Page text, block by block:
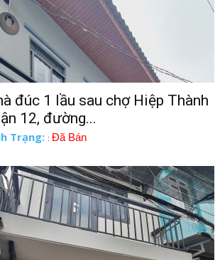
đúc 1 lầu sau chợ Hiệp Thành
12, đường...
Trạng: : Đã Bán